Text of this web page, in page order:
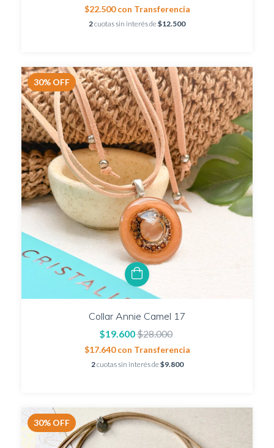
$22.500con Transferencia
2cuotas sin interés de$12.500
30% OFF
Collar Annie Camel 17
$19.600$28.000
$17.640con Transferencia
2cuotas sin interés de$9.800
30% OFF